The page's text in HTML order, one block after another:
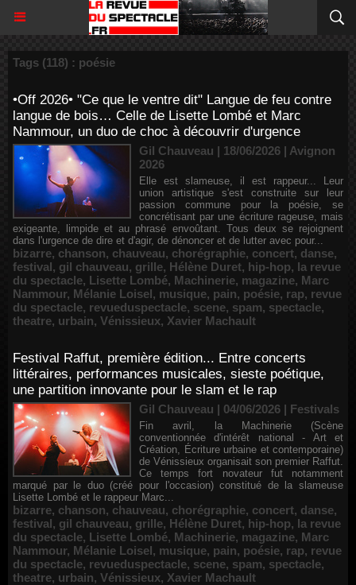
Tags (118) : poésie
•Off 2026• "Ce que le ventre dit" Langue de feu contre
langue de bois… Celle de Lisette Lombé et Marc
Nammour, un duo de choc à découvrir d'urgence
Gil Chauveau | 18/06/2026 | Avignon
2026
Elle est slameuse, il est rappeur... Leur
union artistique s'est construite sur leur
passion commune pour la poésie, se
concrétisant par une écriture rageuse, mais
exigeante, limpide et au phrasé envoûtant. Tous deux se rejoignent
dans l'urgence de dire et d'agir, de dénoncer et de lutter avec pour...
bizarre, chanson, chauveau, chorégraphie, concert, danse,
festival, gil chauveau, grille, Hélène Duret, hip-hop, la revue
du spectacle, Lisette Lombé, Machinerie, magazine, Marc
Nammour, Mélanie Loisel, musique, pain, poésie, rap, revue
du spectacle, revueduspectacle, scene, spam, spectacle,
theatre, urbain, Vénissieux, Xavier Machault
Festival Raffut, première édition... Entre concerts
littéraires, performances musicales, sieste poétique,
une partition innovante pour le slam et le rap
Gil Chauveau | 04/06/2026 | Festivals
Fin avril, la Machinerie (Scène
conventionnée d'intérêt national - Art et
Création, Écriture urbaine et contemporaine)
de Vénissieux organisait son premier Raffut.
Ce temps fort novateur fut notamment
marqué par le duo (créé pour l'occasion) constitué de la slameuse
Lisette Lombé et le rappeur Marc...
bizarre, chanson, chauveau, chorégraphie, concert, danse,
festival, gil chauveau, grille, Hélène Duret, hip-hop, la revue
du spectacle, Lisette Lombé, Machinerie, magazine, Marc
Nammour, Mélanie Loisel, musique, pain, poésie, rap, revue
du spectacle, revueduspectacle, scene, spam, spectacle,
theatre, urbain, Vénissieux, Xavier Machault